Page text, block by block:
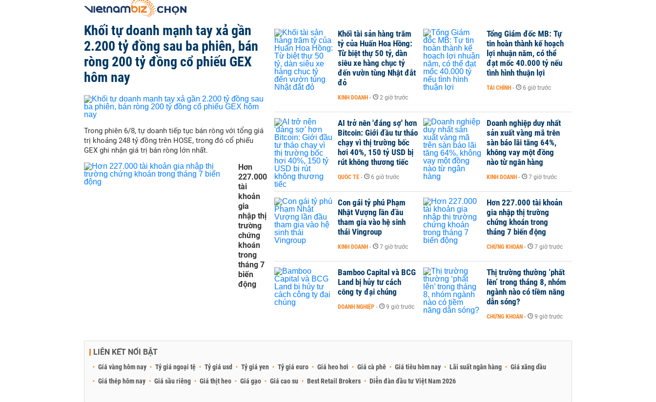
Khối tự doanh mạnh tay xả gần
2.200 tỷ đồng sau ba phiên, bán
ròng 200 tỷ đồng cổ phiếu GEX
hôm nay
Trong phiên 6/8, tự doanh tiếp tục bán ròng với tổng giá
trị khoảng 248 tỷ đồng trên HOSE, trong đó cổ phiếu
GEX ghi nhận giá trị bán ròng lớn nhất.
Hơn
227.000
tài
khoản
gia
nhập thị
trường
chứng
khoán
trong
tháng 7
biến
động
Khối tài sản hàng trăm
tỷ của Huấn Hoa Hồng:
Từ biệt thự 50 tỷ, dàn
siêu xe hàng chục tỷ
đến vườn tùng Nhật đắt
đỏ
KINH DOANH - 2 giờ trước
Tổng Giám đốc MB: Tự
tin hoàn thành kế hoạch
lợi nhuận năm, có thể
đạt mốc 40.000 tỷ nếu
tình hình thuận lợi
TÀI CHÍNH - 6 giờ trước
AI trở nên 'đáng sợ' hơn
Bitcoin: Giới đầu tư tháo
chạy vì thị trường bốc
hơi 40%, 150 tỷ USD bị
rút không thương tiếc
QUỐC TẾ - 6 giờ trước
Doanh nghiệp duy nhất
sản xuất vàng mã trên
sàn báo lãi tăng 64%,
không vay một đồng
nào từ ngân hàng
KINH DOANH - 7 giờ trước
Con gái tỷ phú Phạm
Nhật Vượng lần đầu
tham gia vào hệ sinh
thái Vingroup
KINH DOANH - 7 giờ trước
Hơn 227.000 tài khoản
gia nhập thị trường
chứng khoán trong
tháng 7 biến động
CHỨNG KHOÁN - 7 giờ trước
Bamboo Capital và BCG
Land bị hủy tư cách
công ty đại chúng
DOANH NGHIỆP - 9 giờ trước
Thị trường thường ‘phất
lên’ trong tháng 8, nhóm
ngành nào có tiềm năng
dẫn sóng?
CHỨNG KHOÁN - 9 giờ trước
LIÊN KẾT NỔI BẬT
Giá vàng hôm nay Tỷ giá ngoại tệ Tỷ giá usd Tỷ giá yen Tỷ giá euro Giá heo hơi Giá cà phê Giá tiêu hôm nay Lãi suất ngân hàng
Giá xăng dầu
Giá thép hôm nay
Giá sầu riêng Giá thịt heo Giá gạo Giá cao su Best Retail Brokers Diễn đàn đầu tư Việt Nam 2026